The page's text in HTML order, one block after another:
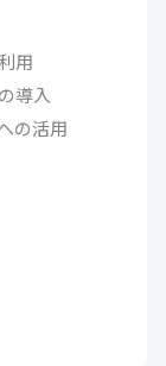
用
導入
の活用